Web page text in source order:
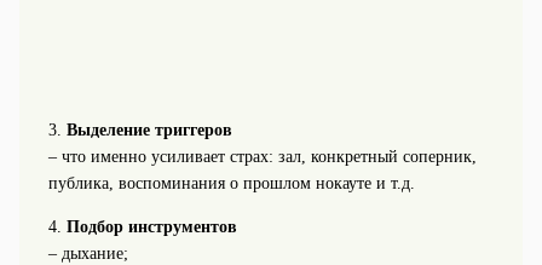
3. Выделение триггеров
– что именно усиливает страх: зал, конкретный соперник,
публика, воспоминания о прошлом нокауте и т.д.
4. Подбор инструментов
– дыхание;